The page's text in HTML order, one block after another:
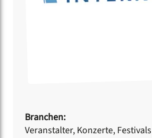
Branchen:
Veranstalter, Konzerte, Festivals